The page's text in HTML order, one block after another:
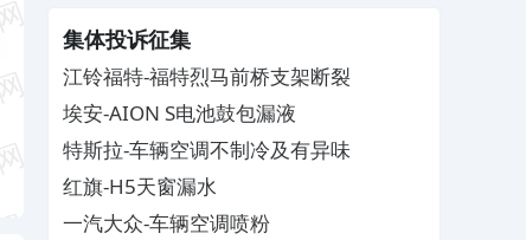
集体投诉征集
江铃福特-福特烈马前桥支架断裂
埃安-AION S电池鼓包漏液
特斯拉-车辆空调不制冷及有异味
红旗-H5天窗漏水
一汽大众-车辆空调喷粉